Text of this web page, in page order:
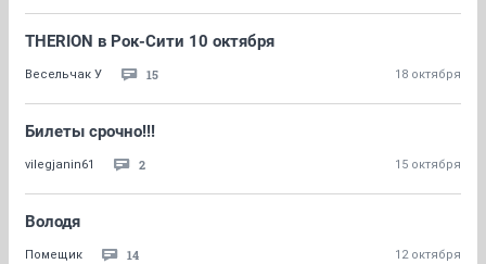
THERION в Рок-Сити 10 октября
Весельчак У 15 18 октября
Билеты срочно!!!
vilegjanin61 2 15 октября
Володя
Помещик 14 12 октября